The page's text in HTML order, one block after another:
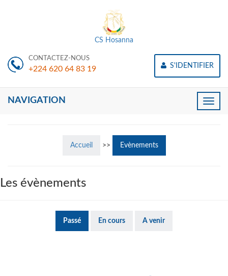
CS Hosanna
CONTACTEZ-NOUS
+224 620 64 83 19 S'IDENTIFIER
Toggle
NAVIGATION
Accueil >> Evènements
Les évènements
Passé En cours A venir